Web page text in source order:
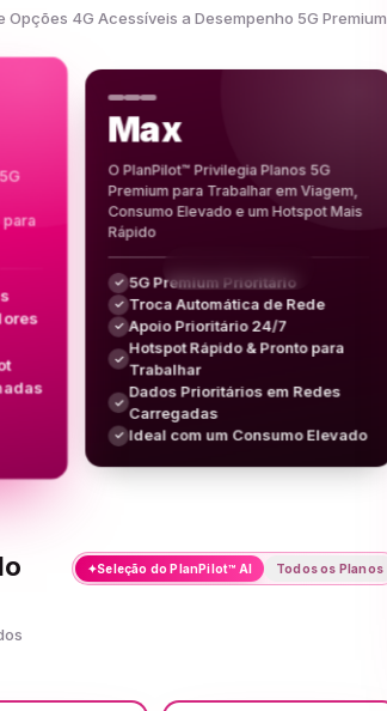
4G Acessíveis a Desempenho 5G Premium
Max
O PlanPilot™ Privilegia Planos 5G
Premium para Trabalhar em Viagem,
Consumo Elevado e um Hotspot Mais
Rápido
✓ 5G Premium Prioritário
✓ Troca Automática de Rede
✓ Apoio Prioritário 24/7
✓
Hotspot Rápido & Pronto para
Trabalhar
✓
Dados Prioritários em Redes
Carregadas
✓ Ideal com um Consumo Elevado
✦Seleção do PlanPilot™ AI Todos os Planos